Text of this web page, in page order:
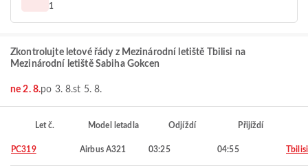
1
Zkontrolujte letové řády z Mezinárodní letiště Tbilisi na
Mezinárodní letiště Sabiha Gokcen
ne 2. 8.po 3. 8.st 5. 8.
Let č. Model letadla Odjíždí Přijíždí
PC319 Airbus A321 03:25 04:55 Tbilisi